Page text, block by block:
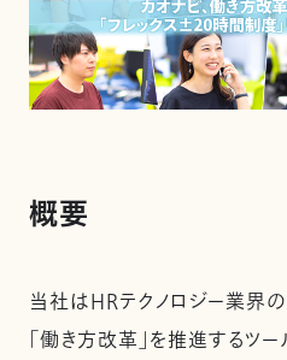
概要
当社はHRテクノロジー業界
「働き方改革」を推進するツ